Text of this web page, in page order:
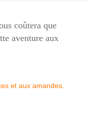
coûtera que
aventure aux